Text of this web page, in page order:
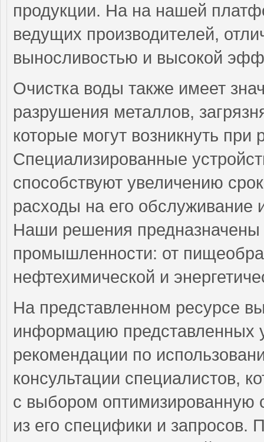
продукции. На на нашей
ведущих производителей,
выносливостью и высокой
Очистка воды также имеет
разрушения металлов,
которые могут возникнуть при
Специализированные
способствуют увеличению
расходы на его обслуживание
Наши решения предназначены
промышленности: от
нефтехимической и
На представленном ресурсе
информацию представленных
рекомендации по
консультации специалистов,
с выбором оптимизированную
из его специфики и запросов.